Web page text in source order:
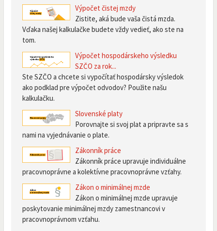
Výpočet čistej mzdy
Zistite, aká bude vaša čistá mzda.
Vďaka našej kalkulačke budete vždy vedieť, ako ste na
tom.
Výpočet hospodárskeho výsledku
SZČO za rok...
Ste SZČO a chcete si vypočítať hospodársky výsledok
ako podklad pre výpočet odvodov? Použite našu
kalkulačku.
Slovenské platy
Porovnajte si svoj plat a pripravte sa s
nami na vyjednávanie o plate.
Zákonník práce
Zákonník práce upravuje individuálne
pracovnoprávne a kolektívne pracovnoprávne vzťahy.
Zákon o minimálnej mzde
Zákon o minimálnej mzde upravuje
poskytovanie minimálnej mzdy zamestnancovi v
pracovnoprávnom vzťahu.